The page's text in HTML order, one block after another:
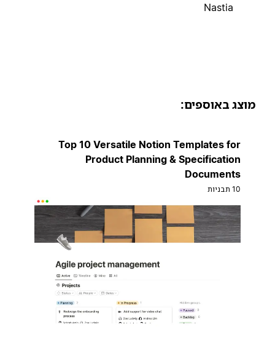
Nastia
באוספים:
Top 10 Versatile Notion Templates for
Product Planning & Specification
Documents